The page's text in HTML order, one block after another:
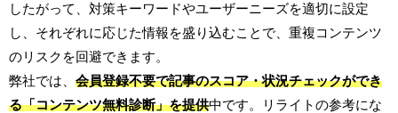
したがって、対策キーワードやユーザーニーズを適切に設定
し、それぞれに応じた情報を盛り込むことで、重複コンテンツ
のリスクを回避できます。
弊社では、 会員登録不要で記事のスコア・状況チェックができ
る「コンテンツ無料診断」を提供中です。リライトの参考にな